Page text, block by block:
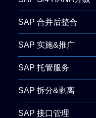
SAP 合并后整合
SAP 实施&推广
SAP 托管服务
SAP 拆分&剥离
SAP 接口管理